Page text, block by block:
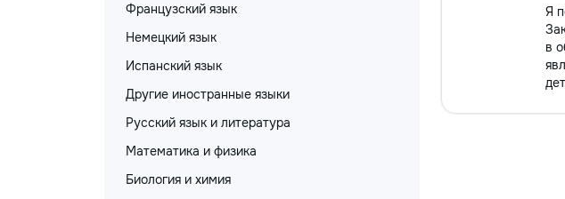
Французский язык
Немецкий язык
Испанский язык
Другие иностранные языки
Русский язык и литература
Математика и физика
Биология и химия
Я
в